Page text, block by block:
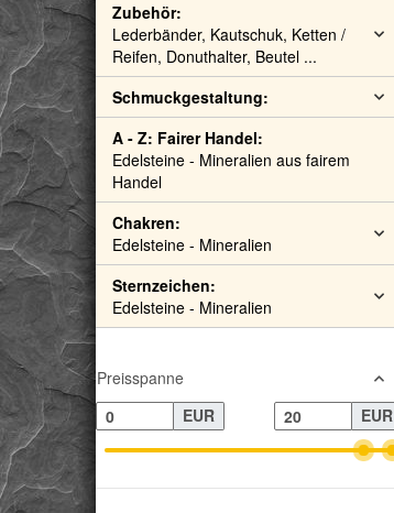
Zubehör:
Lederbänder, Kautschuk, Ketten /
Reifen, Donuthalter, Beutel ...
Schmuckgestaltung:
A - Z: Fairer Handel:
Edelsteine - Mineralien aus fairem
Handel
Chakren:
Edelsteine - Mineralien
Sternzeichen:
Edelsteine - Mineralien
Preisspanne
EUR
EUR